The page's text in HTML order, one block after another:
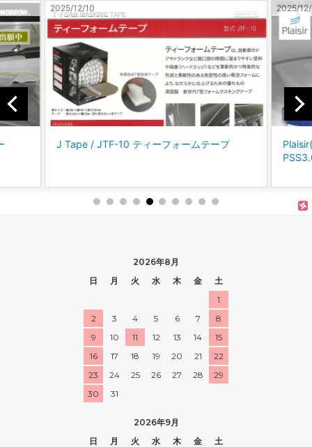
2025/12/10
J Tape / JTF-10 ティーフォームテープ
2025/
2026年8月
日
月 火 水 木 金
土
1
2
3 4 5 6 7
8
9
10 11 12 13 14
15
16
17 18 19 20 21
22
23
24 25 26 27 28
29
30
31
2026年9月
日
月 火 水 木 金
土